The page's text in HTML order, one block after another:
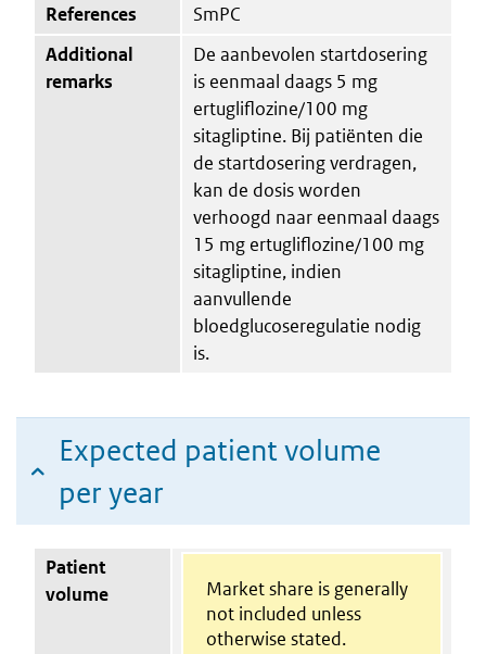
References
SmPC
Additional
remarks
De aanbevolen startdosering
is eenmaal daags 5 mg
ertugliflozine/100 mg
sitagliptine. Bij patiënten die
de startdosering verdragen,
kan de dosis worden
verhoogd naar eenmaal daags
15 mg ertugliflozine/100 mg
sitagliptine, indien
aanvullende
bloedglucoseregulatie nodig
is.
Expected patient volume
per year
Patient
volume
Market share is generally
not included unless
otherwise stated.